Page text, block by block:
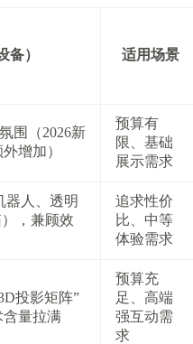
备） 适用场景
围（2026新
增加）
预算有
限、基础
展示需求
器人、透明
，兼顾效
追求性价
比、中等
体验需求
投影矩阵”
含量拉满
预算充
足、高端
强互动需
求